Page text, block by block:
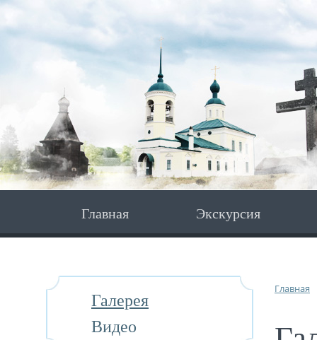
Главная Экскурсия
Галерея
Видео
Главная